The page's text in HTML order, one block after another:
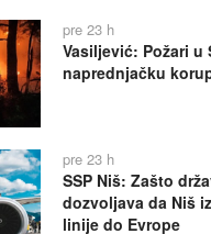
pre 23 h
Vasiljević: Požari
naprednjačku
pre 23 h
SSP Niš: Zašto
dozvoljava da Niš
linije do Evrope